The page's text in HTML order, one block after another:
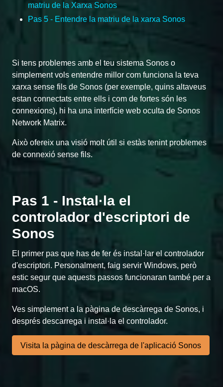
matriu de la Xarxa Sonos
Pas 5 - Entendre la matriu de la xarxa Sonos
Si tens problemes amb el teu sistema Sonos o
simplement vols entendre millor com funciona la teva
xarxa sense fils de Sonos (per exemple, quins altaveus
estan connectats entre ells i com de fortes són les
connexions), hi ha una interfície web oculta de Sonos
Network Matrix.
Això ofereix una visió molt útil si estàs tenint problemes
de connexió sense fils.
Pas 1 - Instal·la el
controlador d'escriptori de
Sonos
El primer pas que has de fer és instal·lar el controlador
d'escriptori. Personalment, faig servir Windows, però
estic segur que aquests passos funcionaran també per a
macOS.
Ves simplement a la pàgina de descàrrega de Sonos, i
després descarrega i instal·la el controlador.
Visita la pàgina de descàrrega de l'aplicació Sonos